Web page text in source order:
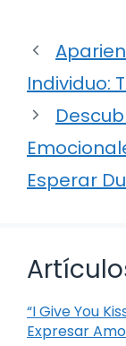
Individuo:
Esperar
“I Give You
Expresar